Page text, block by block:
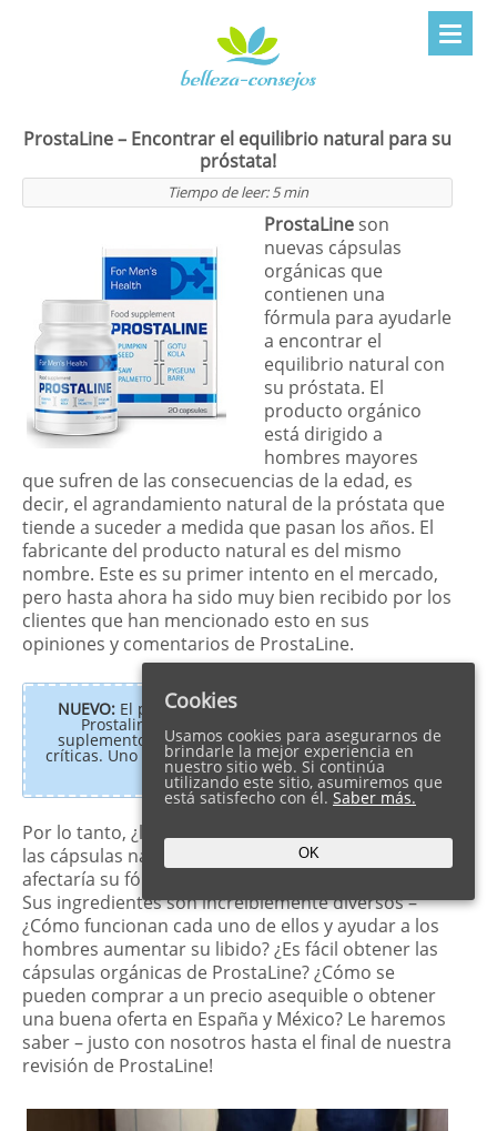
ProstaLine – Encontrar el equilibrio natural para su
próstata!
Tiempo de leer:5 min
ProstaLine son
nuevas cápsulas
orgánicas que
contienen una
fórmula para ayudarle
a encontrar el
equilibrio natural con
su próstata. El
producto orgánico
está dirigido a
hombres mayores
que sufren de las consecuencias de la edad, es
decir, el agrandamiento natural de la próstata que
tiende a suceder a medida que pasan los años. El
fabricante del producto natural es del mismo
nombre. Este es su primer intento en el mercado,
pero hasta ahora ha sido muy bien recibido por los
clientes que han mencionado esto en sus
opiniones y comentarios de ProstaLine.
NUEVO:El producto para la salud de la próstata,
Prostaline, ya no está a la venta. Hay otros
suplementos con efectos similares pero mejores
críticas. Uno de ellos esProsta Biotic, está muy bien
valorado por los clientes.
Por lo tanto, ¿le gustaría aprender más acerca de
las cápsulas naturales de ProstaLine? ¿Cómo
afectaría su fórmula a los problemas de próstata?
Sus ingredientes son increíblemente diversos –
¿Cómo funcionan cada uno de ellos y ayudar a los
hombres aumentar su libido? ¿Es fácil obtener las
cápsulas orgánicas de ProstaLine? ¿Cómo se
pueden comprar a un precio asequible o obtener
una buena oferta en España y México? Le haremos
saber – justo con nosotros hasta el final de nuestra
revisión de ProstaLine!
Cookies
Usamos cookies para asegurarnos de
brindarle la mejor experiencia en
nuestro sitio web. Si continúa
utilizando este sitio, asumiremos que
está satisfecho con él. Saber más.
OK